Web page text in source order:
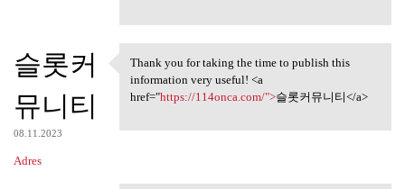
슬롯커
뮤니티
08.11.2023
Adres
Thank you for taking the time
Thank you for taking the time to publish this
information very useful! <a
href="https://114onca.com/">슬롯커뮤니티</a>